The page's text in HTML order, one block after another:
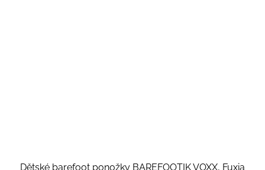
Dětské barefoot ponožky BAREFOOTIK VOXX, Fuxia